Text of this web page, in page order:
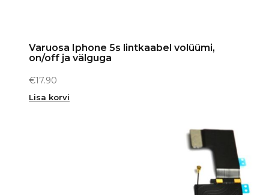
Varuosa Iphone 5s lintkaabel volüümi,
on/off ja välguga
€17.90
Lisa korvi